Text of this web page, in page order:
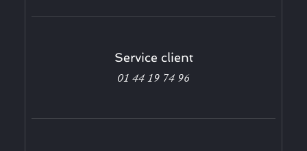
Service client
01 44 19 74 96